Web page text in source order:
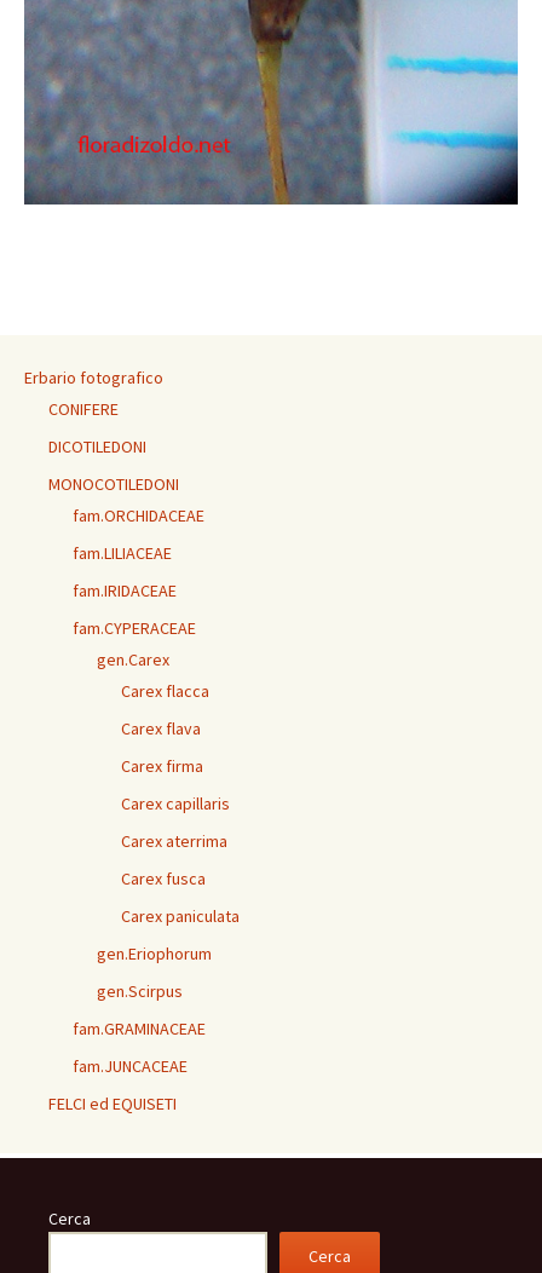
Erbario fotografico
CONIFERE
DICOTILEDONI
MONOCOTILEDONI
fam.ORCHIDACEAE
fam.LILIACEAE
fam.IRIDACEAE
fam.CYPERACEAE
gen.Carex
Carex flacca
Carex flava
Carex firma
Carex capillaris
Carex aterrima
Carex fusca
Carex paniculata
gen.Eriophorum
gen.Scirpus
fam.GRAMINACEAE
fam.JUNCACEAE
FELCI ed EQUISETI
Cerca
Cerca